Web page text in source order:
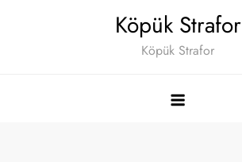
Köpük Strafor
Köpük Strafor